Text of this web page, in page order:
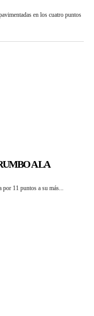
en los cuatro puntos
A LA
por 11 puntos a su más...